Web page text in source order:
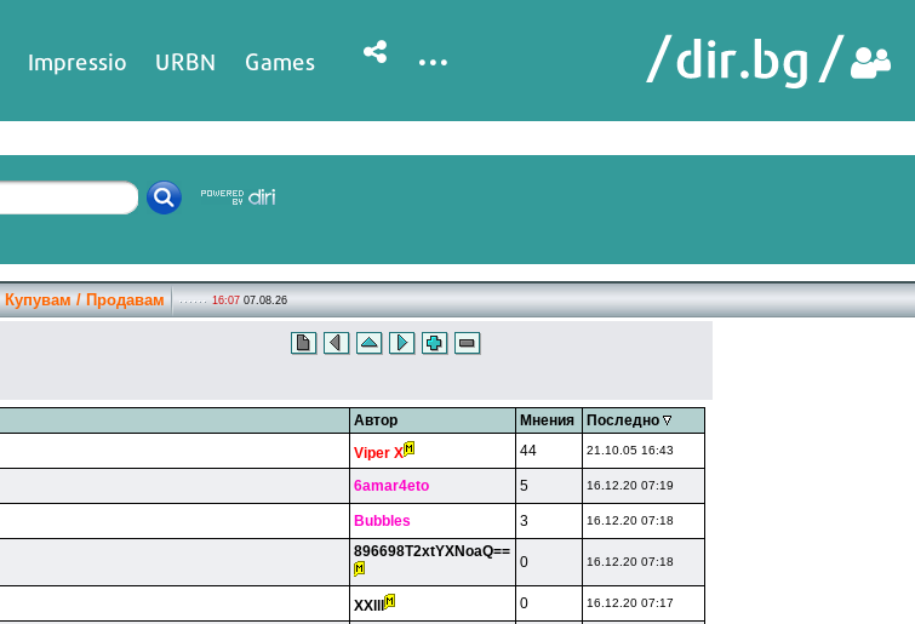
Impressio URBN Games ...
Купувам / Продавам 16:07 07.08.26
Автор Мнения Последно
Viper X 44 21.10.05 16:43
6amar4eto 5 16.12.20 07:19
Bubbles 3 16.12.20 07:18
896698T2xtYXNoaQ==
0 16.12.20 07:18
XXlll 0 16.12.20 07:17